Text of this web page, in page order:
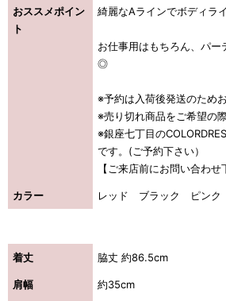
おススメポイン
ト
綺麗なAラインでボディラ
お仕事用はもちろん、パー
◎
※予約は入荷後発送のため
※売り切れ商品をご希望の
※銀座七丁目の
です。(ご予約下さい）
【ご来店前にお問い合わせ
カラー レッド ブラック ピンク
着丈 脇丈 約86.5cm
肩幅 約35cm